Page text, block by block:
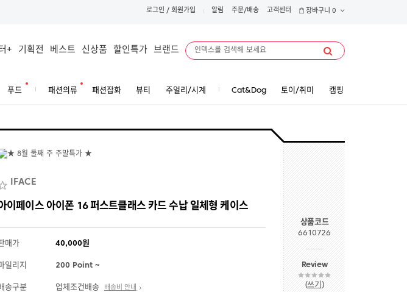
로그인 / 회원가입 알림 주문/배송 고객센터 장바구니 0
+ 기획전 베스트 신상품 할인특가 브랜드
푸드 패션의류 패션잡화 뷰티 주얼리/시계 Cat&Dog 토이/취미 캠핑
IFACE
이페이스 아이폰 16 퍼스트클래스 카드 수납 일체형 케이스
매가 40,000원
일리지 200 Point ~
송구분 업체조건배송 배송비 안내
상품코드
6610726
Review
(쓰기 )